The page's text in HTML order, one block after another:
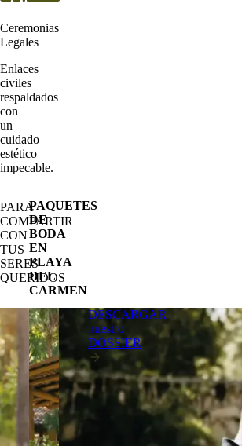
Ceremonias
Legales
Enlaces
civiles
respaldados
con
un
cuidado
estético
impecable.
PARA
COMPARTIR
CON
TUS
SERES
QUERIDOS
PAQUETES
DE
BODA
EN
PLAYA
DEL
CARMEN
DESCARGAR
nuestro
DOSSIER